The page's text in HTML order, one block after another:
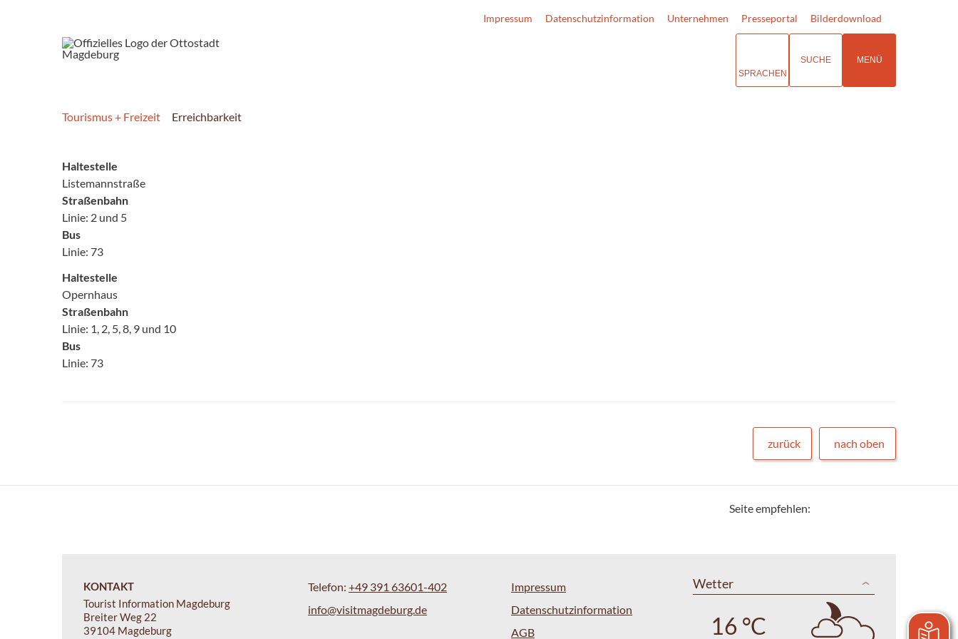
Impressum Datenschutzinformation Unternehmen Presseportal Bilderdownload
SPRACHEN
SUCHE MENÜ
Tourismus + Freizeit Erreichbarkeit
Haltestelle
Listemannstraße
Straßenbahn
Linie: 2 und 5
Bus
Linie: 73
Haltestelle
Opernhaus
Straßenbahn
Linie: 1, 2, 5, 8, 9 und 10
Bus
Linie: 73
zurück nach oben
Seite empfehlen:
KONTAKT
Tourist Information Magdeburg
Breiter Weg 22
39104 Magdeburg
Telefon: +49 391 63601-402
info@visitmagdeburg.de
Impressum
Datenschutzinformation
AGB
Wetter
16 °C